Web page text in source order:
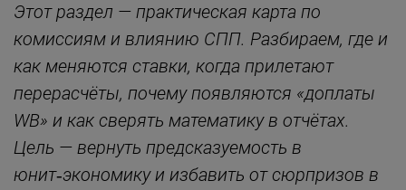
Этот раздел — практическая карта по
комиссиям и влиянию СПП. Разбираем, где и
как меняются ставки, когда прилетают
перерасчёты, почему появляются «доплаты
WB» и как сверять математику в отчётах.
Цель — вернуть предсказуемость в
юнит‑экономику и избавить от сюрпризов в